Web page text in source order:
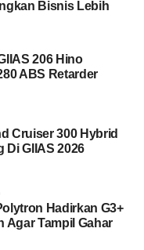
Bisnis Lebih
206 Hino
ABS Retarder
Cruiser 300 Hybrid
Di GIIAS 2026
Hadirkan G3+
Agar Tampil Gahar